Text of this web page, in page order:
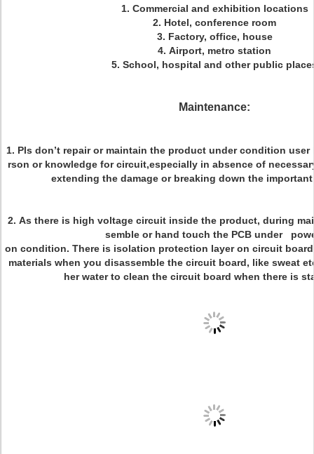
1. Commercial and exhibition locations
2. Hotel, conference room
3. Factory, office, house
4. Airport, metro station
5. School, hospital and other public
Maintenance:
1. Pls don’t repair or maintain the product under condition
rson or knowledge for circuit,especially in absence of
extending the damage or breaking down the
2. As there is high voltage circuit inside the product, during
semble or hand touch the PCB under
on condition. There is isolation protection layer on circuit
materials when you disassemble the circuit board, like sweat
her water to clean the circuit board when there is